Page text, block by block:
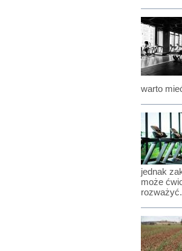
warto
jednak
może
rozważyć.